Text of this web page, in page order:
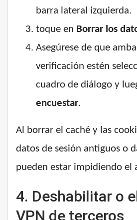
barra lateral izquierda.
toque en Borrar los
Asegúrese de que
verificación estén
cuadro de diálogo y
encuestar.
Al borrar el caché y las
datos de sesión antiguos o
pueden estar impidiendo el
4. Deshabilitar o
VPN de terceros